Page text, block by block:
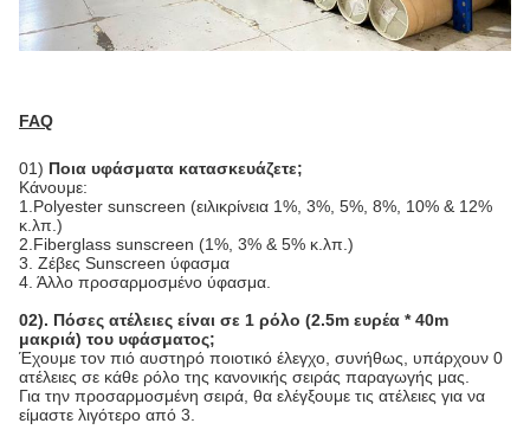
FAQ
01) Ποια υφάσματα κατασκευάζετε;
Κάνουμε:
1.Polyester sunscreen (ειλικρίνεια 1%, 3%, 5%, 8%, 10% & 12%
κ.λπ.)
2.Fiberglass sunscreen (1%, 3% & 5% κ.λπ.)
3. Ζέβες Sunscreen ύφασμα
4. Άλλο προσαρμοσμένο ύφασμα.
02). Πόσες ατέλειες είναι σε 1 ρόλο (2.5m ευρέα * 40m
μακριά) του υφάσματος;
Έχουμε τον πιό αυστηρό ποιοτικό έλεγχο, συνήθως, υπάρχουν 0
ατέλειες σε κάθε ρόλο της κανονικής σειράς παραγωγής μας.
Για την προσαρμοσμένη σειρά, θα ελέγξουμε τις ατέλειες για να
είμαστε λιγότερο από 3.